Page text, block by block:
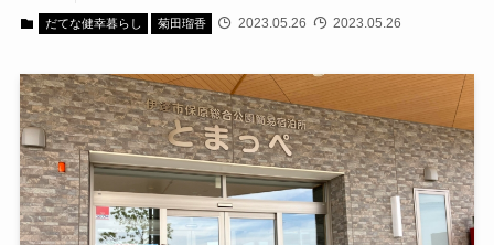
だてな健幸暮らし 菊田瑠香 2023.05.26 2023.05.26